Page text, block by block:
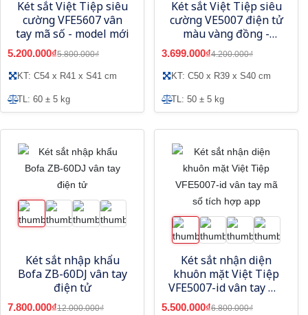
Két sắt Việt Tiệp siêu
cường VFE5607 vân
tay mã số - model mới
5.200.000₫5.800.000₫
KT: C54 x R41 x S41 cm
TL: 60 ± 5 kg
Két sắt Việt Tiệp siêu
cường VE5007 điện tử
màu vàng đồng -
Model mới
3.699.000₫4.200.000₫
KT: C50 x R39 x S40 cm
TL: 50 ± 5 kg
Két sắt nhập khẩu
Bofa ZB-60DJ vân tay
điện tử
7.800.000₫12.000.000₫
Két sắt nhận diện
khuôn mặt Việt Tiệp
VFE5007-id vân tay mã
số tích hợp app
5.500.000₫6.800.000₫